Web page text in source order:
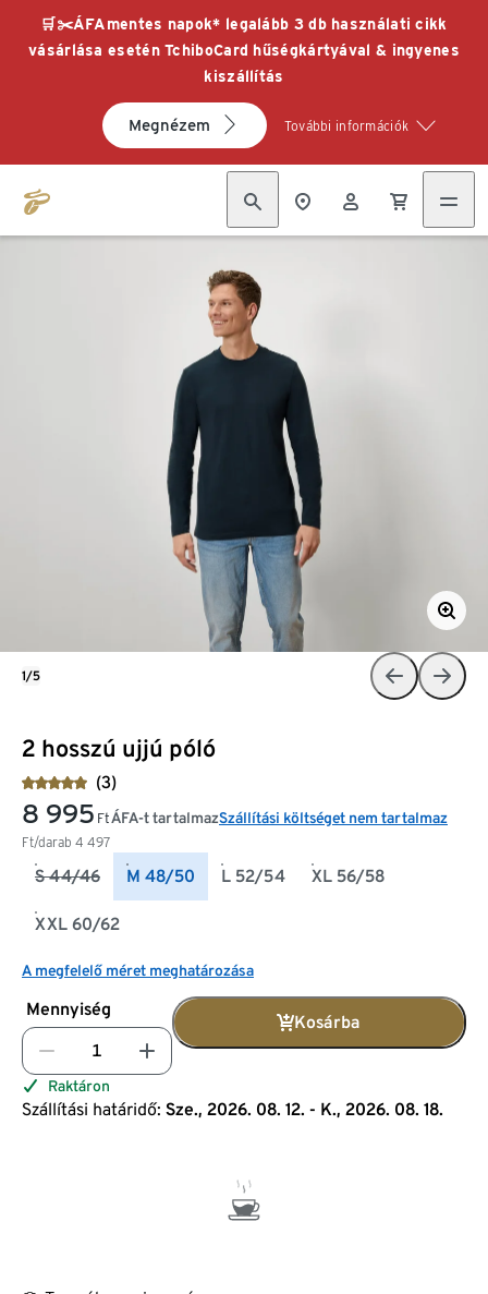
🛒✂️ÁFAmentes napok* legalább 3 db használati cikk
vásárlása esetén TchiboCard hűségkártyával & ingyenes
kiszállítás
Megnézem További információk
2 hosszú ujjú póló
(3)
8 995 Ft
Ft/darab 4 497
ÁFA-t tartalmazSzállítási költséget nem tartalmaz
S 44/46 M 48/50 L 52/54 XL 56/58
XXL 60/62
A megfelelő méret meghatározása
Mennyiség
Kosárba
Raktáron
Szállítási határidő: Sze., 2026. 08. 12. - K., 2026. 08. 18.
1/5